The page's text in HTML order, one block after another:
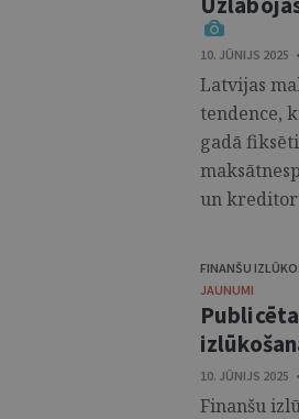
10. JŪNIJS 2025
Latvijas
tendence,
gadā
un
FINANŠU
JAUNUMI
10. JŪNIJS 2025
Finanšu